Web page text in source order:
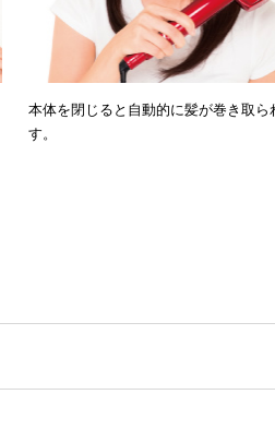
本体を閉じると自動的に髪が巻き取ら
す。